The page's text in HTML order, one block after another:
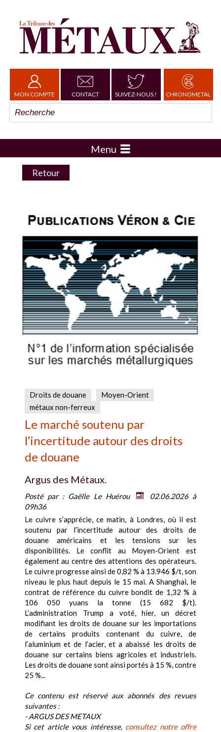
MON COMPTE CONTACT SUIVEZ-NOUS ! CHRONOMETAL
Menu
Retour
Droits de douane
Moyen-Orient
métaux non-ferreux
Le marché soutenu par
l’incertitude autour des droits
de douane
Argus des Métaux.
Posté par : Gaëlle Le Huérou
02.06.2026 à
09h36
Le cuivre s’apprécie, ce matin, à Londres, où il est
soutenu par l’incertitude autour des droits de
douane américains et les tensions sur les
disponibilités. Le conflit au Moyen-Orient est
également au centre des attentions des opérateurs.
Le cuivre progresse ainsi de 0,82 % à 13.946 $/t, son
niveau le plus haut depuis le 15 mai. A Shanghai, le
contrat de référence du cuivre bondit de 1,32 % à
106 050 yuans la tonne (15 682 $/t).
L’administration Trump a voté, hier, un décret
modifiant les droits de douane sur les importations
de certains produits contenant du cuivre, de
l’aluminium et de l’acier, et a abaissé les droits de
douane sur certains biens agricoles et industriels.
Les droits de douane sont ainsi portés à 15 %, contre
25 %...
Ce contenu est réservé aux abonnés des revues
suivantes :
- ARGUS DES METAUX
Si cet article vous intéresse, consultez notre offre